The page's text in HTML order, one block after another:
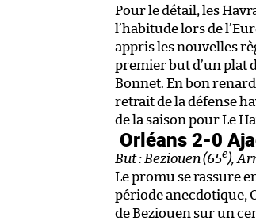
Pour le détail, les
l’habitude lors de
appris les nouvelles
premier but d’un plat
Bonnet. En bon
retrait de la défense
de la saison pour Le
Orléans 2-0
But : Beziouen (65e),
Le promu se rassure
période anecdotique,
de Beziouen sur un